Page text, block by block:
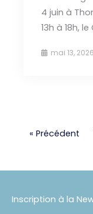
4 juin à
13h à 18h,
mai 13, 2026
« Précédent
Inscription à la